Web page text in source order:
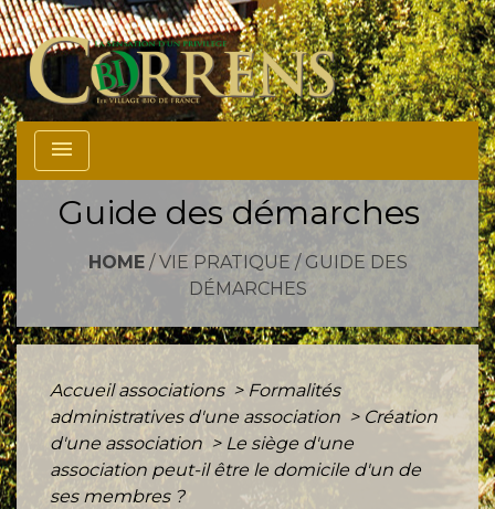
menu
Guide des démarches
HOME/ VIE PRATIQUE /GUIDE DES
DÉMARCHES
Accueil associations > Formalités
administratives d'une association > Création
d'une association > Le siège d'une
association peut-il être le domicile d'un de
ses membres ?